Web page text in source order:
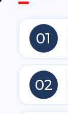
01
02